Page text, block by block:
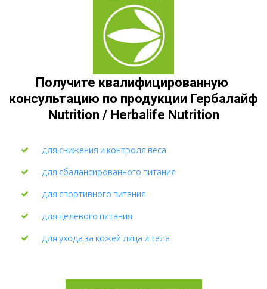
Получите квалифицированную
консультацию по продукции Гербалайф
Nutrition / Herbalife Nutrition
для снижения и контроля веса
для сбалансированного питания
для спортивного питания
для целевого питания
для ухода за кожей лица и тела